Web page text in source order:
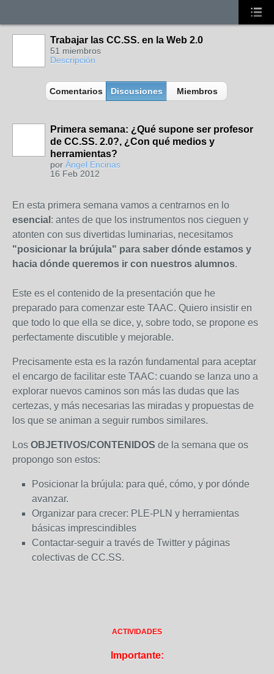
Trabajar las CC.SS. en la Web 2.0
51 miembros
Descripción
Comentarios Discusiones Miembros
Primera semana: ¿Qué supone ser profesor
de CC.SS. 2.0?, ¿Con qué medios y
herramientas?
por Ángel Encinas
16 Feb 2012
En esta primera semana vamos a centrarnos en lo
esencial : antes de que los instrumentos nos cieguen y
atonten con sus divertidas luminarias, necesitamos
"posicionar la brújula" para saber dónde estamos y
hacia dónde queremos ir con nuestros alumnos.
Este es el contenido de la presentación que he
preparado para comenzar este TAAC. Quiero insistir en
que todo lo que ella se dice, y, sobre todo, se propone es
perfectamente discutible y mejorable.
Precisamente esta es la razón fundamental para aceptar
el encargo de facilitar este TAAC: cuando se lanza uno a
explorar nuevos caminos son más las dudas que las
certezas, y más necesarias las miradas y propuestas de
los que se animan a seguir rumbos similares.
Los OBJETIVOS/CONTENIDOS de la semana que os
propongo son estos:
Posicionar la brújula: para qué, cómo, y por dónde
avanzar.
Organizar para crecer: PLE-PLN y herramientas
básicas imprescindibles
Contactar-seguir a través de Twitter y páginas
colectivas de CC.SS.
ACTIVIDADES
Importante: